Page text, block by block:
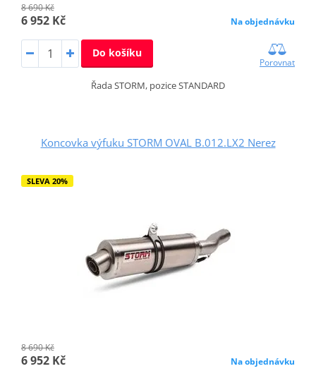
8 690 Kč
6 952 Kč Na objednávku
Do košíku
Porovnat
Řada STORM, pozice STANDARD
Koncovka výfuku STORM OVAL B.012.LX2 Nerez
SLEVA 20%
8 690 Kč
6 952 Kč Na objednávku